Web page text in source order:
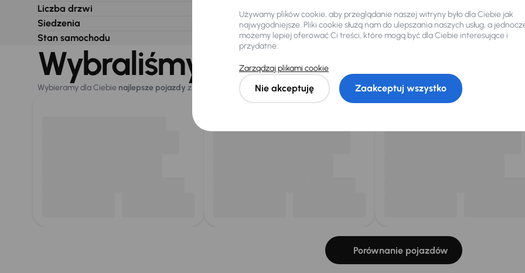
Liczba drzwi
Siedzenia
Stan samochodu
Wybraliśmy dla Ciebie
Wybieramy dla Ciebie najlepsze pojazdy z naszej oferty. Kupimy dla Ciebiedo 400 pojazdówkażdego dnia.
Porównanie pojazdów
Używamy plików cookie, aby przeglądanie naszej witryny było dla Ciebie jak
najwygodniejsze. Pliki cookie służą nam do ulepszania naszych usług, a
możemy lepiej oferować Ci treści, które mogą być dla Ciebie interesujące i
przydatne.
Zarządzaj plikami cookie
Nie akceptuję Zaakceptuj wszystko